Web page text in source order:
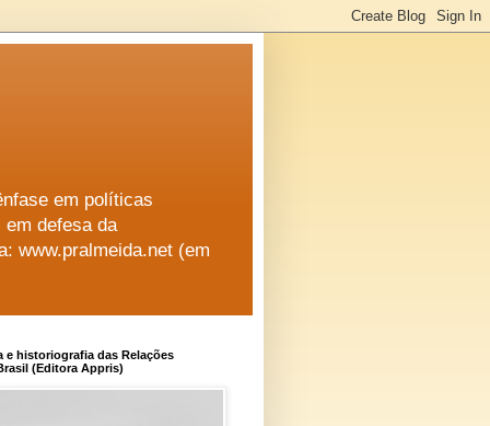
em políticas
defesa da
www.pralmeida.net (em
e historiografia das Relações
(Editora Appris)